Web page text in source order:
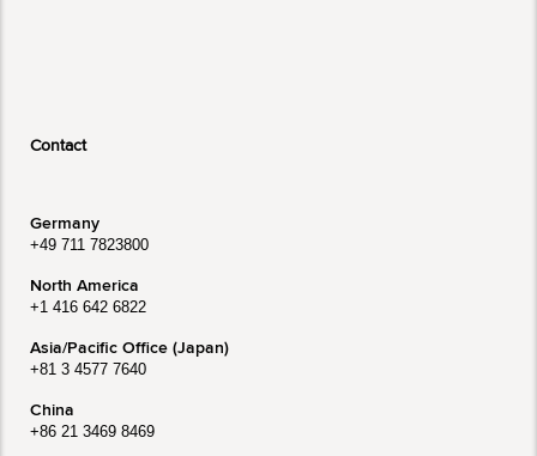
Contact
Germany
+49 711 7823800
North America
+1 416 642 6822
Asia/Pacific Office (Japan)
+81 3 4577 7640
China
+86 21 3469 8469